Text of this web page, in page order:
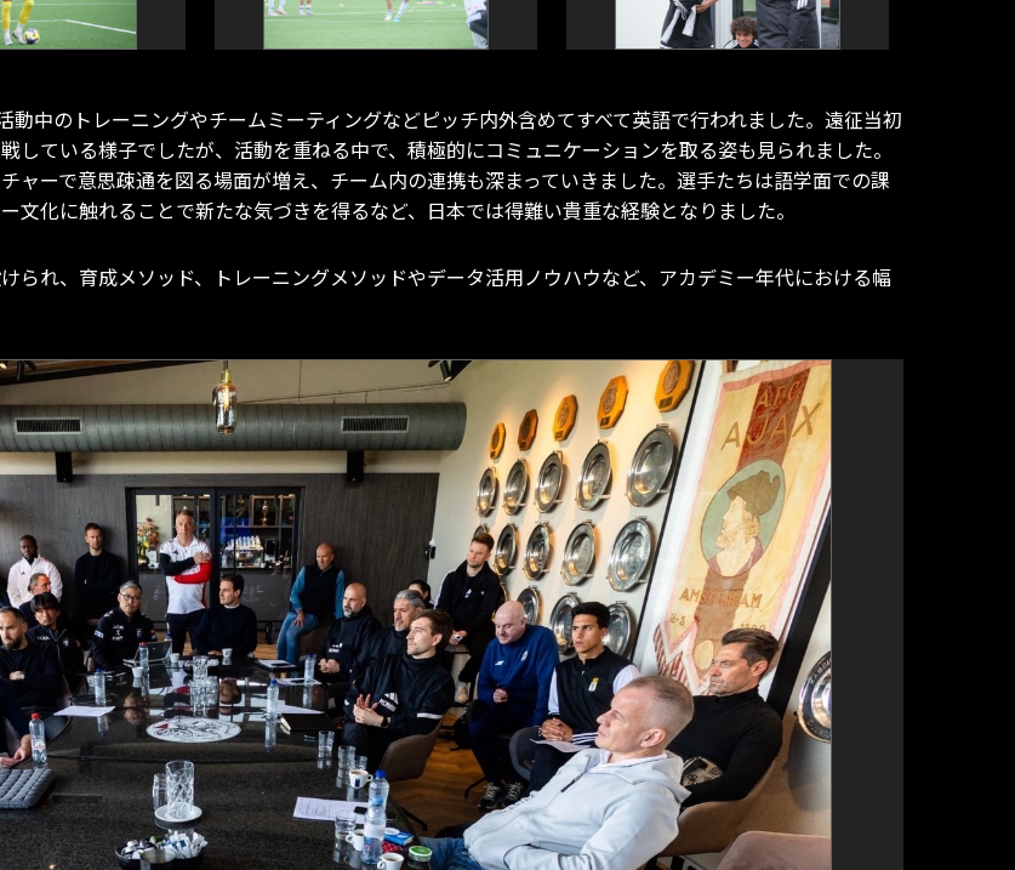
中のトレーニングやチームミーティングなどピッチ内外含めてすべて英語で行われました。遠征当初
ている様子でしたが、活動を重ねる中で、積極的にコミュニケーションを取る姿も見られました。
ャーで意思疎通を図る場面が増え、チーム内の連携も深まっていきました。選手たちは語学面での課
化に触れることで新たな気づきを得るなど、日本では得難い貴重な経験となりました。
られ、育成メソッド、トレーニングメソッドやデータ活用ノウハウなど、アカデミー年代における幅